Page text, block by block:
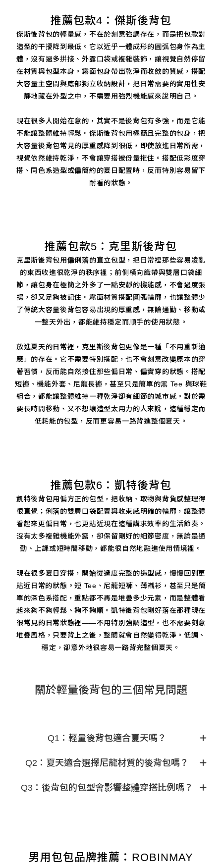
推薦包款4：傑斯後背包
傑斯後背包的輕量感，不在於刻意強調存在，而是把包款對
造型的干擾降到最低。它以近乎一體成形的圓弧包身作為主
體，沒有過多拼接、外露口袋或複雜裝飾，讓視覺自然停留
在材質與包型本身。霧面包身帶出乾淨而收斂的質感，搭配
大容量主空間與底部獨立收納設計，把日常需要的實用性安
靜地藏在外型之中，不需要用強烈機能感來說明自己。
現在很多人開始在意的，其實不是後背包有多強，而是它能
不能讓整體維持輕鬆。傑斯後背包用極簡且完整的包身，把
大容量後背包常見的厚重感降到很低，即使放進日常所需，
視覺依然維持乾淨，不會讓穿搭被份量拖住。搭配低彩度穿
搭、同色系造型或偏簡約的夏日配置時，反而特別容易留下
耐看的狀態。
推薦包款5：克里斯後背包
克里斯後背包用偏俐落的直立包型，把日常裡那些容易凌亂
的東西收進很乾淨的秩序裡；前側橫向織帶與雙層口袋細
節，讓包身在極簡之外多了一點安靜的機能感，不會過度張
揚，卻又足夠被記住。霧面材質搭配圓弧輪廓，也讓整體少
了傳統大容量後背包容易出現的厚重感，無論通勤、移動或
一整天外出，都能維持穩定而順手的使用狀態。
放進夏天的日常裡，克里斯後背包更像是一種「不用重新適
應」的存在。它不需要特別搭配，也不會刻意改變原本的穿
著習慣，反而能自然接住那些偏日常、偏實穿的狀態。搭配
短褲、機能外套、尼龍長褲，甚至只是簡單的黑 Tee 與球鞋
組合，都能讓整體維持一種乾淨卻有細節的城市感。對於需
要長時間移動、又不想讓造型太用力的人來說，這種穩定而
低耗能的包型，反而更容易一路背進整個夏天。
推薦包款6：凱特後背包
凱特後背包用偏方正的包型，把收納、取物與背負感整理得
很直覺；俐落的雙層口袋配置與收束感明確的輪廓，讓整體
看起來更偏日常，也更貼近現在這種講求效率的生活節奏。
沒有太多複雜機能外露，卻保留剛好的細節密度，無論是通
勤、上課或短時間移動，都能很自然地融進使用情境裡。
現在很多夏日穿搭，開始從過度完整的造型感，慢慢回到更
貼近日常的狀態。短 Tee、尼龍短褲、薄襯衫，甚至只是簡
單的深色系搭配，重點都不再是堆疊多少元素，而是整體看
起來夠不夠輕鬆、夠不夠順。凱特後背包剛好落在那種現在
很常見的日常狀態裡——不用特別強調造型，也不需要刻意
堆疊風格，只要背上之後，整體就會自然變得乾淨。低調、
穩定，卻意外地很容易一路背完整個夏天。
關於輕量後背包的三個常見問題
Q1：輕量後背包適合夏天嗎？
Q2：夏天適合選擇尼龍材質的後背包嗎？
Q3：後背包的包型會影響整體穿搭比例嗎？
男用包包品牌推薦：ROBINMAY